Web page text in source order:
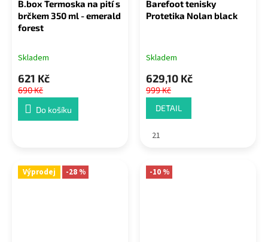
B.box Termoska na pití s
brčkem 350 ml - emerald
forest
Skladem
621 Kč
690 Kč
Do košíku
Barefoot tenisky
Protetika Nolan black
Skladem
629,10 Kč
999 Kč
DETAIL
21
Výprodej -28 % -10 %